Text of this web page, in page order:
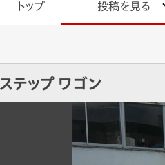
トップ 投稿を見る
ステップ ワゴン